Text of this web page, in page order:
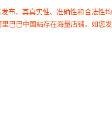
布，其真实性、准确性和合法性
巴巴中国站存在海量店铺，如您